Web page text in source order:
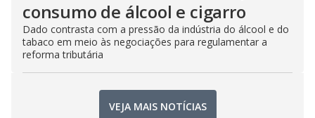
consumo de álcool e cigarro
Dado contrasta com a pressão da indústria do álcool e do
tabaco em meio às negociações para regulamentar a
reforma tributária
VEJA MAIS NOTÍCIAS